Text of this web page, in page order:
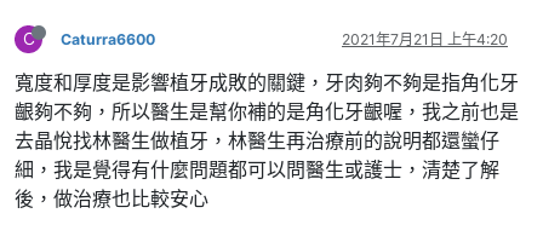
C Caturra6600 2021年7月21日 上午4:20
寬度和厚度是影響植牙成敗的關鍵，牙肉夠不夠是指角化牙
齦夠不夠，所以醫生是幫你補的是角化牙齦喔，我之前也是
去晶悅找林醫生做植牙，林醫生再治療前的說明都還蠻仔
細，我是覺得有什麼問題都可以問醫生或護士，清楚了解
後，做治療也比較安心